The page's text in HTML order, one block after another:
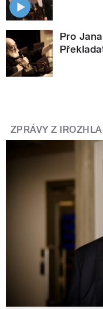
Pro
ZPRÁVY Z